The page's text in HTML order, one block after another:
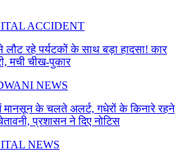
लौट रहे पर्यटकों के साथ बड़ा हादसा! कार
मची चीख-पुकार
मानसून के चलते अलर्ट, गधेरों के किनारे रहने
प्रशासन ने दिए नोटिस